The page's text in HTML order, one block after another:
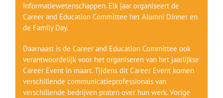
Informatiewetenschappen. Elk jaar organiseert de
Career and Education Committee het Alumni Dinner en
de Family Day.
Daarnaast is de Career and Education Committee ook
verantwoordelijk voor het organiseren van het jaarlijkse
Career Event in maart. Tijdens dit Career Event komen
verschillende communicatieprofessionals van
verschillende bedrijven praten over hun werk. Vorige